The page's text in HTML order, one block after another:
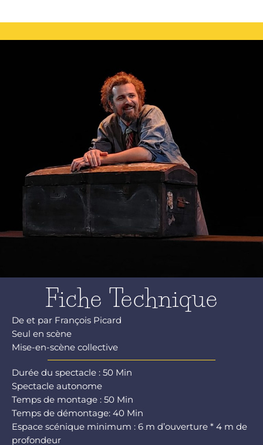
Fiche Technique
De et par François Picard
Seul en scène
Mise-en-scène collective
Durée du spectacle : 50 Min
Spectacle autonome
Temps de montage : 50 Min
Temps de démontage: 40 Min
Espace scénique minimum : 6 m d’ouverture * 4 m de
profondeur